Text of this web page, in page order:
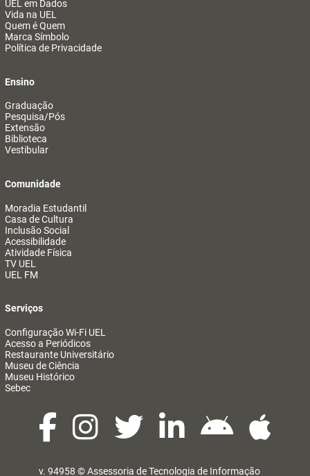
UEL em Dados
Vida na UEL
Quem é Quem
Marca Símbolo
Política de Privacidade
Ensino
Graduação
Pesquisa/Pós
Extensão
Biblioteca
Vestibular
Comunidade
Moradia Estudantil
Casa de Cultura
Inclusão Social
Acessibilidade
Atividade Física
TV UEL
UEL FM
Serviços
Configuração Wi-Fi UEL
Acesso a Periódicos
Restaurante Universitário
Museu de Ciência
Museu Histórico
Sebec
v. 94958 ©Assessoria de Tecnologia de Informação